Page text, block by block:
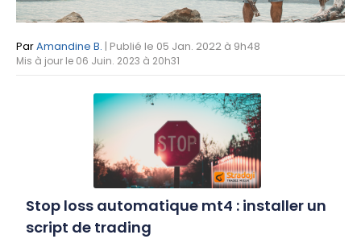
ParAmandine B. | Publié le 05 Jan. 2022 à 9h48
Mis à jour le 06 Juin. 2023 à 20h31
Stop loss automatique mt4 : installer un
script de trading